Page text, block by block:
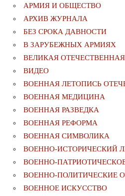
АРМИЯ И ОБЩЕСТВО
АРХИВ ЖУРНАЛА
БЕЗ СРОКА ДАВНОСТИ
В ЗАРУБЕЖНЫХ АРМИЯХ
ВЕЛИКАЯ ОТЕЧЕСТВЕННАЯ
ВИДЕО
ВОЕННАЯ ЛЕТОПИСЬ
ВОЕННАЯ МЕДИЦИНА
ВОЕННАЯ РАЗВЕДКА
ВОЕННАЯ РЕФОРМА
ВОЕННАЯ СИМВОЛИКА
ВОЕННО-ИСТОРИЧЕСКИЙ
ВОЕННО-
ВОЕННО-ПОЛИТИЧЕСКИE
ВОЕННОЕ ИСКУССТВО